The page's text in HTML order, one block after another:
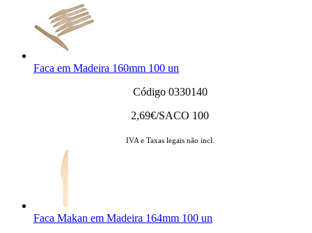
Faca em Madeira 160mm 100 un
Código 0330140
2,69€/SACO 100
IVA e Taxas legais não incl.
Faca Makan em Madeira 164mm 100 un